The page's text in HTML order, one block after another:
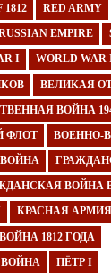
1812 RED ARMY
EMPIRE
I WORLD WAR
ВЕЛИКАЯ
ВОЙНА
ФЛОТ ВОЕННО-
ВОЙНА
КРАСНАЯ АРМИЯ
1812 ГОДА
ПЁТР I